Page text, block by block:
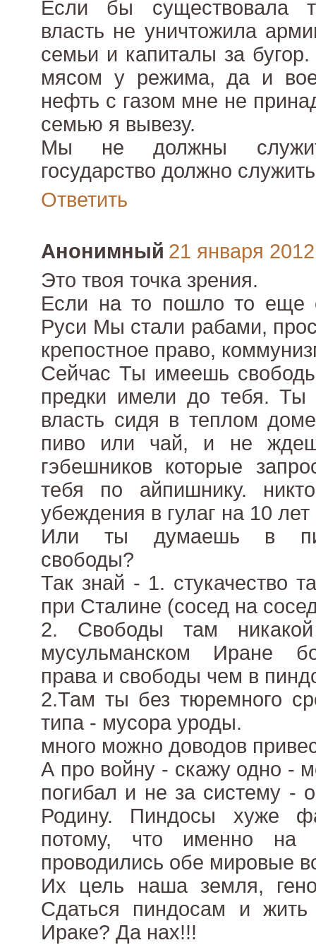
Если бы существовала
власть не уничтожила
семьи и капиталы за
мясом у режима, да и
нефть с газом мне не
семью я вывезу.
Мы не должны
государство должно
Ответить
Анонимный 21 января
Это твоя точка зрения.
Если на то пошло то еще
Руси Мы стали рабами,
крепостное право,
Сейчас Ты имеешь
предки имели до тебя. Ты
власть сидя в теплом
пиво или чай, и не
гэбешников которые
тебя по айпишнику.
убеждения в гулаг на 10
Или ты думаешь в
свободы?
Так знай - 1. стукачество
при Сталине (сосед на
2. Свободы там
мусульманском Иране
права и свободы чем в
2.Там ты без тюремного
типа - мусора уроды.
много можно доводов
А про войну - скажу одно -
погибал и не за систему -
Родину. Пиндосы хуже
потому, что именно на
проводились обе мировые
Их цель наша земля,
Сдаться пиндосам и
Ираке? Да нах!!!